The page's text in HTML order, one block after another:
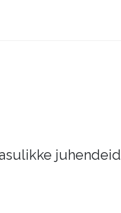
juhendeid